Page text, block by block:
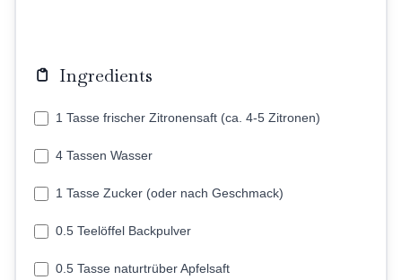
Ingredients
1 Tasse frischer Zitronensaft (ca. 4-5 Zitronen)
4 Tassen Wasser
1 Tasse Zucker (oder nach Geschmack)
0.5 Teelöffel Backpulver
0.5 Tasse naturtrüber Apfelsaft